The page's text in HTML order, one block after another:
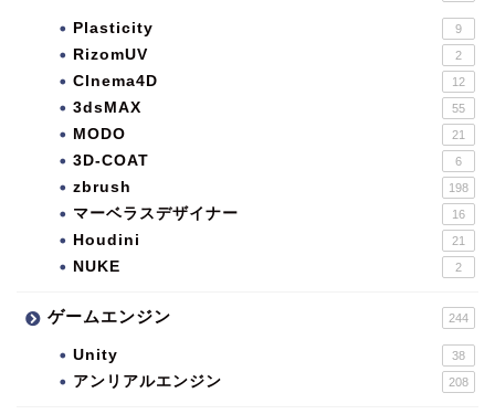
Plasticity 9
RizomUV 2
CInema4D 12
3dsMAX 55
MODO 21
3D-COAT 6
zbrush 198
マーベラスデザイナー 16
Houdini 21
NUKE 2
ゲームエンジン 244
Unity 38
アンリアルエンジン 208